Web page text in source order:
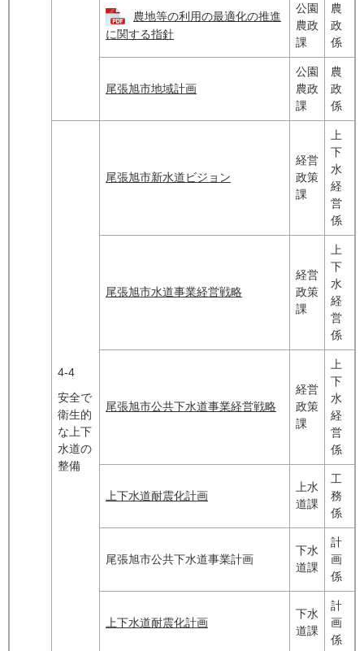
農地等の利用の最適化の推進
に関する指針
公園
農政
課
農
政
係
尾張旭市地域計画
公園
農政
課
農
政
係
4-4
安全で
衛生的
な上下
水道の
整備
尾張旭市新水道ビジョン
経営
政策
課
上
下
水
経
営
係
尾張旭市水道事業経営戦略
経営
政策
課
上
下
水
経
営
係
尾張旭市公共下水道事業経営戦略
経営
政策
課
上
下
水
経
営
係
上下水道耐震化計画
上水
道課
工
務
係
尾張旭市公共下水道事業計画
下水
道課
計
画
係
上下水道耐震化計画
下水
道課
計
画
係